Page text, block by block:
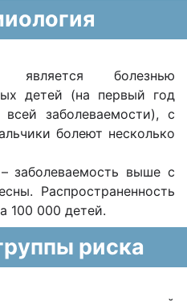
является болезнью
детей (на первый год
заболеваемости), с
болеют несколько
заболеваемость выше с
Распространенность
100 000 детей.
риска